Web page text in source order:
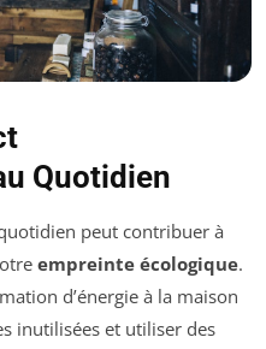
Quotidien
peut contribuer à
empreinte écologique.
d’énergie à la maison
inutilisées et utiliser des